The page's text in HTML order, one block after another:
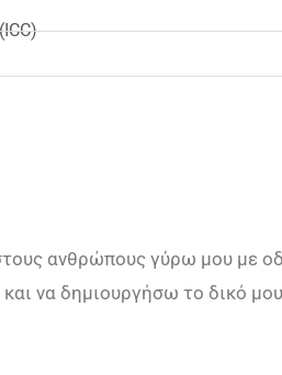
ανθρώπους γύρω μου με
να δημιουργήσω το δικό